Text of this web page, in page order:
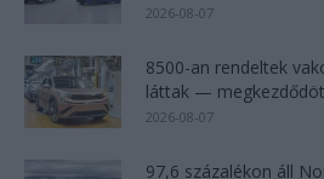
2026-08-07
8500-an rendeltek
láttak —
2026-08-07
97,6 százalékon áll